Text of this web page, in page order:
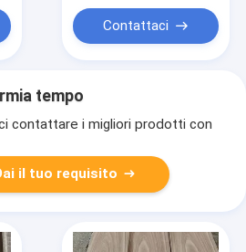
Contattaci
tempo
contattare i migliori prodotti con
il tuo requisito